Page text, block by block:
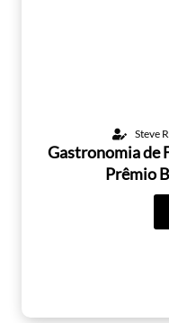
Steve
Gastronomia de
Prêmio